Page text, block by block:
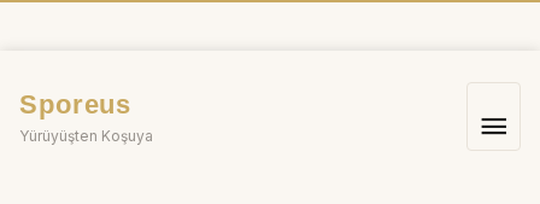
Sporeus
Yürüyüşten Koşuya
Ana